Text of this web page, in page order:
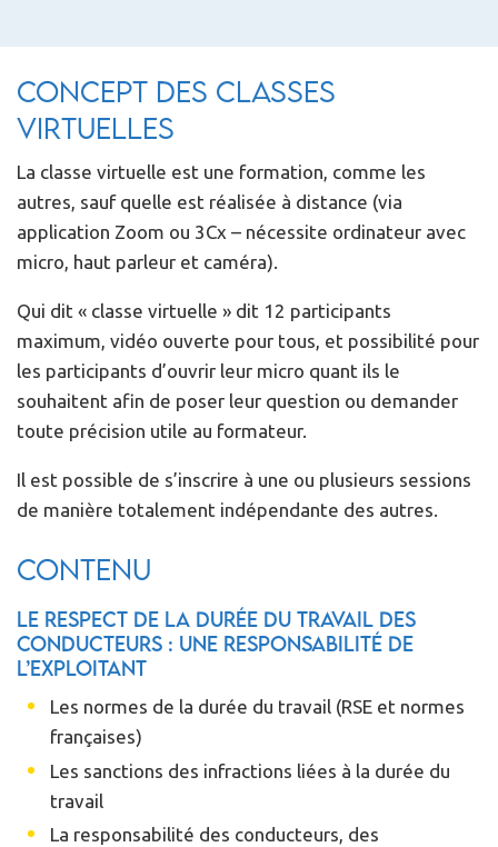
Concept des classes
virtuelles
La classe virtuelle est une formation, comme les
autres, sauf quelle est réalisée à distance (via
application Zoom ou 3Cx – nécessite ordinateur avec
micro, haut parleur et caméra).
Qui dit « classe virtuelle » dit 12 participants
maximum, vidéo ouverte pour tous, et possibilité pour
les participants d’ouvrir leur micro quant ils le
souhaitent afin de poser leur question ou demander
toute précision utile au formateur.
Il est possible de s’inscrire à une ou plusieurs sessions
de manière totalement indépendante des autres.
Contenu
Le respect de la durée du travail des
conducteurs : une responsabilité de
l’exploitant
Les normes de la durée du travail (RSE et normes
françaises)
Les sanctions des infractions liées à la durée du
travail
La responsabilité des conducteurs, des